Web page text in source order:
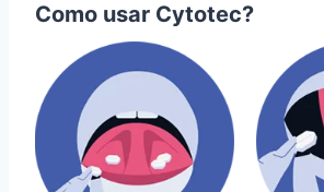
Como usar Cytotec?